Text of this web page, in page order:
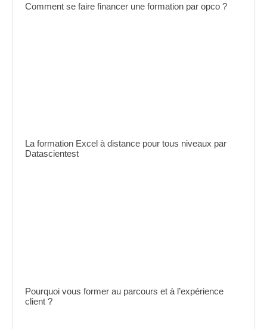
Comment se faire financer une formation par opco ?
La formation Excel à distance pour tous niveaux par
Datascientest
Pourquoi vous former au parcours et à l’expérience
client ?